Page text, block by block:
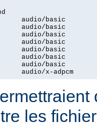
audio/basic
audio/basic
audio/basic
audio/basic
audio/basic
audio/basic
audio/basic
audio/x-adpcm
les